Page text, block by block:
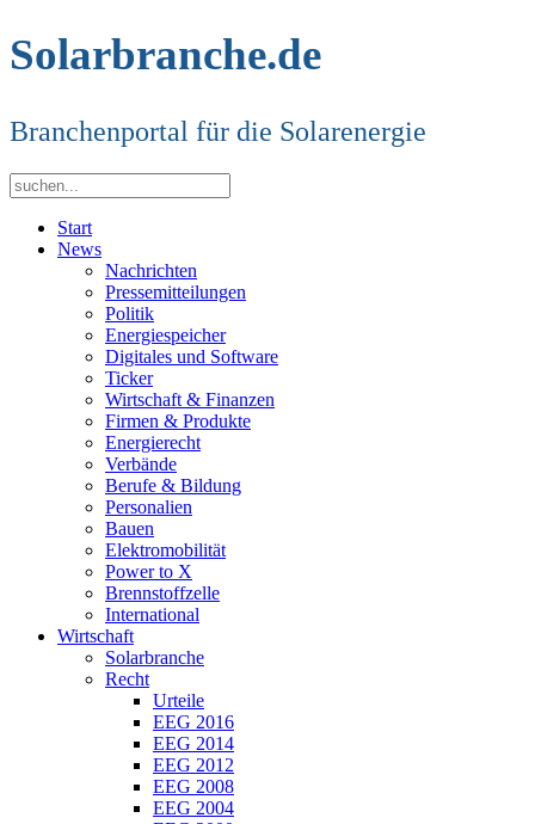
Solarbranche.de
Branchenportal für die Solarenergie
Start
News
Nachrichten
Pressemitteilungen
Politik
Energiespeicher
Digitales und Software
Ticker
Wirtschaft & Finanzen
Firmen & Produkte
Energierecht
Verbände
Berufe & Bildung
Personalien
Bauen
Elektromobilität
Power to X
Brennstoffzelle
International
Wirtschaft
Solarbranche
Recht
Urteile
EEG 2016
EEG 2014
EEG 2012
EEG 2008
EEG 2004